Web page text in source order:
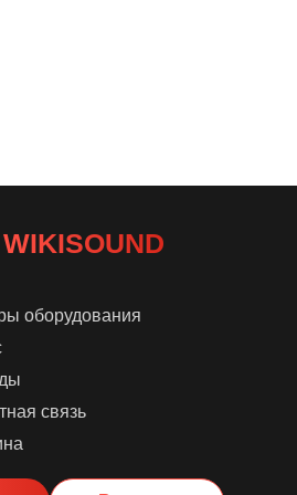
WIKISOUND
оборудования
связь